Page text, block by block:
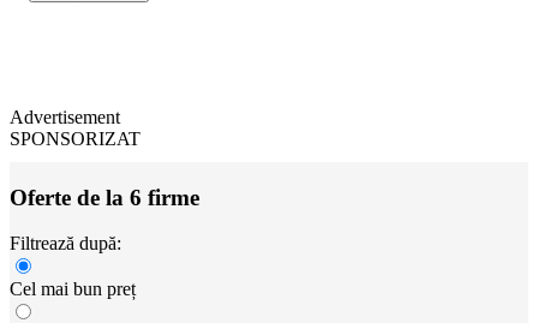
Advertisement
SPONSORIZAT
Oferte de la 6 firme
Filtrează după:
Cel mai bun preț